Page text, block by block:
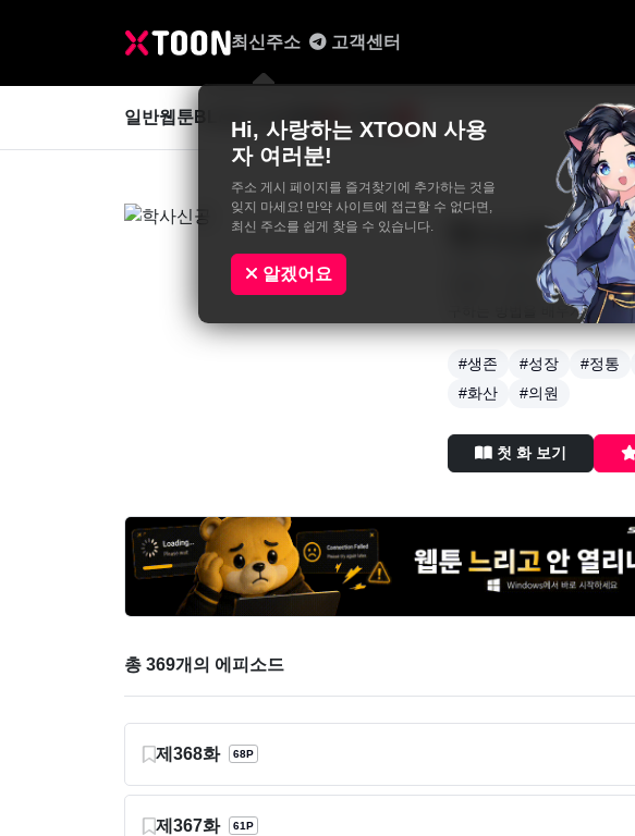
최신주소
Hi, 사랑하는 XTOON 사용
자 여러분!
주소 게시 페이지를 즐겨찾기에 추가하는 것을
잊지 마세요! 만약 사이트에 접근할 수 없다면,
최신 주소를 쉽게 찾을 수 있습니다.
알겠어요
고객센터
일반웹툰BL&GL 성인웹툰
학사신공
평범한 시골에서 자란 '한립'
구하는 방법을 배우게 된다.
#생존 #성장 #정통
#화산
#의원
첫 화 보기
총 369개의 에피소드
제368화 68P
제367화 61P